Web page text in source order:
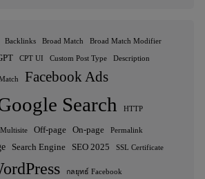
Backlinks Broad Match Broad Match Modifier
CPT UI Custom Post Type Description
Facebook Ads
Search HTTP
Multisite Off-page On-page Permalink
Search Engine SEO 2025 SSL Certificate
กลยุทธ์ Facebook